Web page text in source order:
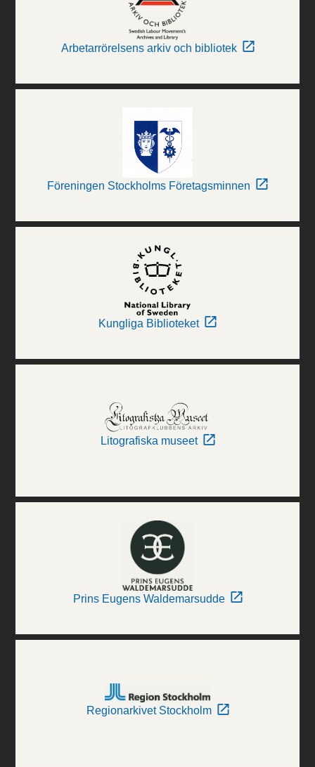
Arbetarrörelsens arkiv och bibliotek
Föreningen Stockholms Företagsminnen
Kungliga Biblioteket
Litografiska museet
Prins Eugens Waldemarsudde
Regionarkivet Stockholm